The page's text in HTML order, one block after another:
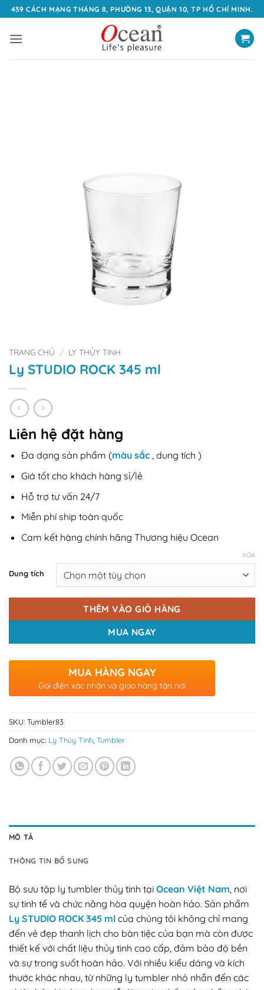
qua
nội
439 CÁCH MẠNG THÁNG 8, PHƯỜNG 13, QUẬN 10, TP HỒ CHÍ MINH.
TRANG CHỦ / LY THỦY TINH
Ly STUDIO ROCK 345 ml
Liên hệ đặt hàng
Đa dạng sản phẩm (màu sắc, dung tích )
Giá tốt cho khách hàng sỉ/lẻ
Hỗ trợ tư vấn 24/7
Miễn phí ship toàn quốc
Cam kết hàng chính hãng Thương hiệu Ocean
Dung tích
XÓA
THÊM VÀO GIỎ HÀNG
MUA NGAY
MUA HÀNG NGAY
Gọi điện xác nhận và giao hàng tận nơi
SKU: Tumbler83
Danh mục: Ly Thủy Tinh, Tumbler
MÔ TẢ
THÔNG TIN BỔ SUNG
Bộ sưu tập ly tumbler thủy tinh tại Ocean Việt Nam, nơi
sự tinh tế và chức năng hòa quyện hoàn hảo. Sản phẩm
Ly STUDIO ROCK 345 ml của chúng tôi không chỉ mang
đến vẻ đẹp thanh lịch cho bàn tiệc của bạn mà còn được
thiết kế với chất liệu thủy tinh cao cấp, đảm bảo độ bền
và sự trong suốt hoàn hảo. Với nhiều kiểu dáng và kích
thước khác nhau, từ những ly tumbler nhỏ nhắn đến các